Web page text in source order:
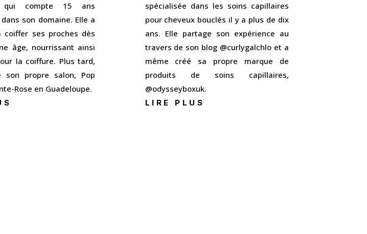
qui compte 15 ans
dans son domaine. Elle a
coiffer ses proches dès
âge, nourrissant ainsi
la coiffure. Plus tard,
son propre salon, Pop
Rose en Guadeloupe.
spécialisée dans les soins capillaires
pour cheveux bouclés il y a plus de dix
ans. Elle partage son expérience au
travers de son blog @curlygalchlo et a
même créé sa propre marque de
produits de soins capillaires,
@odysseyboxuk.
LIRE PLUS